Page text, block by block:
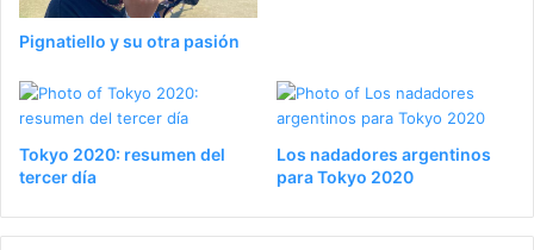
Pignatiello y su otra pasión
Tokyo 2020: resumen del
tercer día
Los nadadores argentinos
para Tokyo 2020